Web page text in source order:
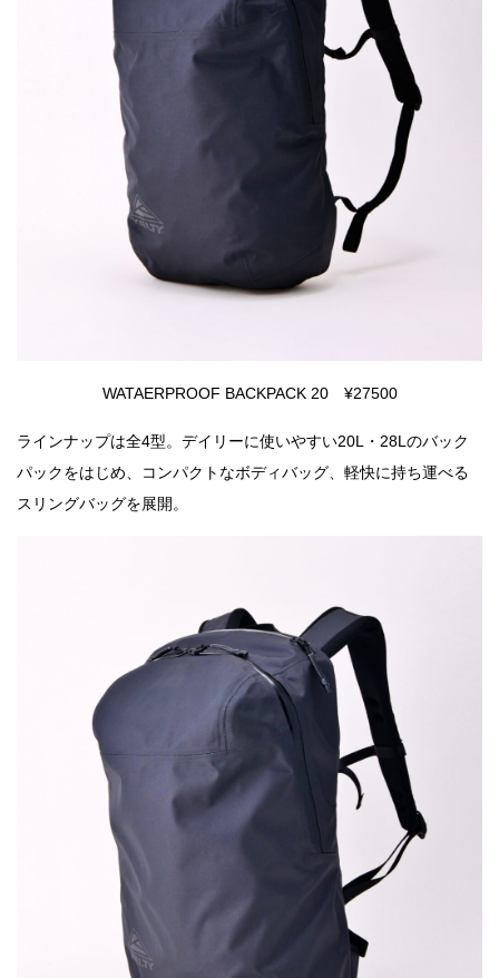
WATAERPROOF BACKPACK 20 ¥27500
ラインナップは全4型。デイリーに使いやすい20L・28Lのバック
パックをはじめ、コンパクトなボディバッグ、軽快に持ち運べる
スリングバッグを展開。